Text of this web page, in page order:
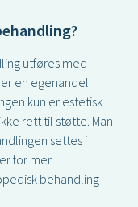
utføres med
en egenandel
kun er estetisk
rett til støtte. Man
settes i
for mer
behandling